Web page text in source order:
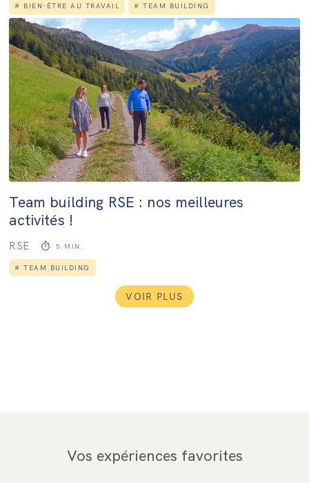
# BIEN-ÊTRE AU TRAVAIL #TEAM BUILDING
Team building RSE : nos meilleures
activités !
RSE 5 MIN.
#TEAM BUILDING
VOIR PLUS
Vos expériences favorites